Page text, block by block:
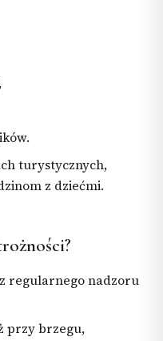
turystycznych,
z dziećmi.
regularnego nadzoru
przy brzegu,